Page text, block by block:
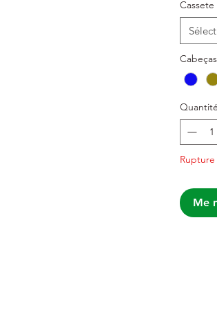
Cassete
Cabeças
Quantité
Me